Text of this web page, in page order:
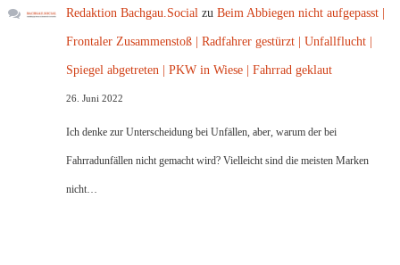
Redaktion Bachgau.Social zuBeim Abbiegen nicht aufgepasst |
Frontaler Zusammenstoß | Radfahrer gestürzt | Unfallflucht |
Spiegel abgetreten | PKW in Wiese | Fahrrad geklaut
26. Juni 2022
Ich denke zur Unterscheidung bei Unfällen, aber, warum der bei
Fahrradunfällen nicht gemacht wird? Vielleicht sind die meisten Marken
nicht…